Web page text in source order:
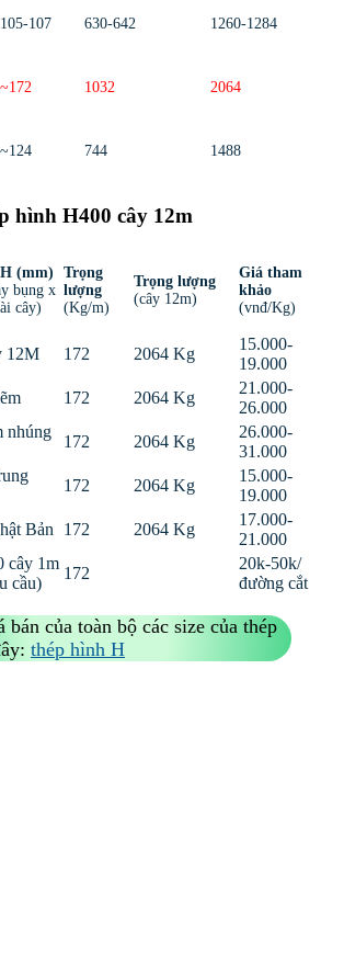
105-107 630-642 1260-1284
~172 1032 2064
~124 744 1488
hình H400 cây 12m
(mm)
bụng x
cây)
Trọng
lượng
(Kg/m)
Trọng lượng
(cây 12m)
Giá tham
khảo
(vnđ/Kg)
12M 172 2064 Kg
15.000-
19.000
172 2064 Kg
21.000-
26.000
nhúng
172 2064 Kg
26.000-
31.000
172 2064 Kg
15.000-
19.000
Bản
172 2064 Kg
17.000-
21.000
cây 1m
cầu)
172
20k-50k/
đường cắt
bán của toàn bộ các size của thép
thép hình H